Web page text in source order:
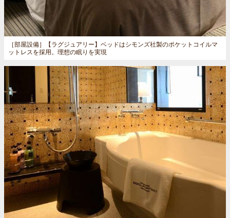
［部屋設備］
【ラグジュアリー】ベッドはシモンズ社製のポケットコイルマ
ットレスを採用。理想の眠りを実現